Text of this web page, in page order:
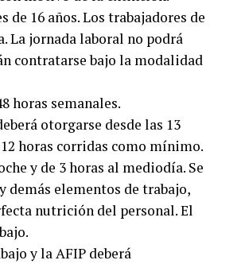
16 años. Los trabajadores de
La jornada laboral no podrá
contratarse bajo la modalidad
horas semanales.
otorgarse desde las 13
horas corridas como mínimo.
y de 3 horas al mediodía. Se
demás elementos de trabajo,
nutrición del personal. El
y la AFIP deberá